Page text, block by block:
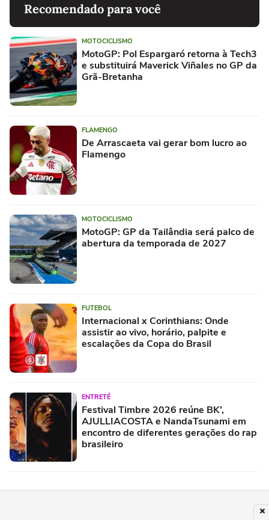
Recomendado para você
MOTOCICLISMO
MotoGP: Pol Espargaró retorna à Tech3
e substituirá Maverick Viñales no GP da
Grã-Bretanha
FLAMENGO
De Arrascaeta vai gerar bom lucro ao
Flamengo
MOTOCICLISMO
MotoGP: GP da Tailândia será palco de
abertura da temporada de 2027
FUTEBOL
Internacional x Corinthians: Onde
assistir ao vivo, horário, palpite e
escalações da Copa do Brasil
ENTRETÊ
Festival Timbre 2026 reúne BK’,
AJULLIACOSTA e NandaTsunami em
encontro de diferentes gerações do rap
brasileiro